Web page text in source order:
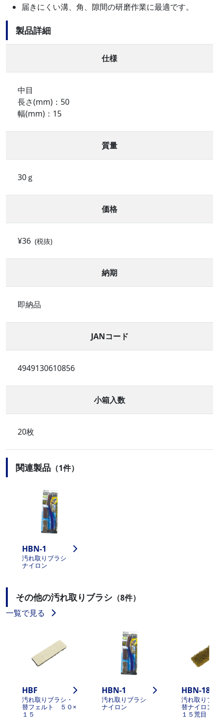
届きにくい溝、角、隙間の研磨作業に最適です。
製品詳細
仕様
中目
長さ(mm)：50
幅(mm)：15
質量
30ｇ
価格
¥36 (税抜)
納期
即納品
JANコード
4949130610856
小箱入数
20枚
関連製品 （1件）
HBN-1
汚れ取りブラシ
ナイロン
その他の汚れ取りブラシ （8件）
一覧で見る
HBF
汚れ取りブラシ・
替フェルト ５０×
１５
HBN-1
汚れ取りブラシ
ナイロン
HBN-180
汚れ取りブ
替ナイロン
１５荒目